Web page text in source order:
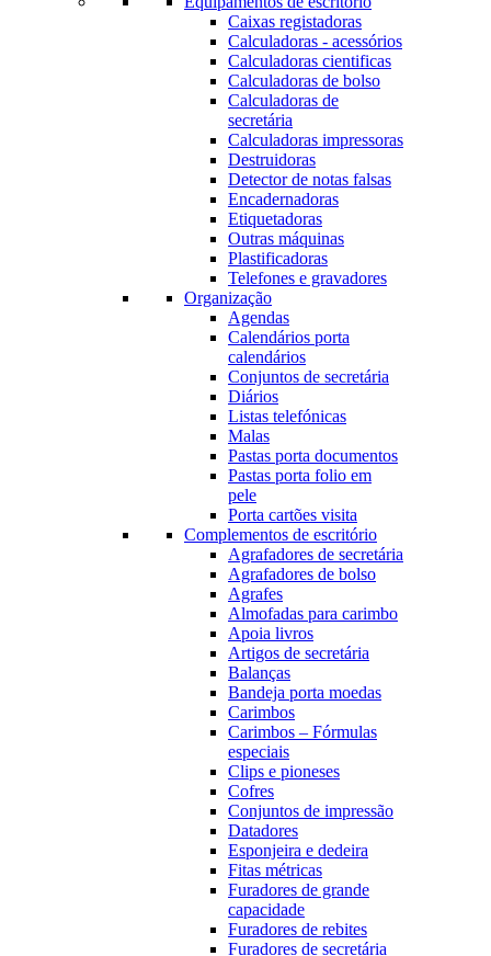
Caixas registadoras
Calculadoras - acessórios
Calculadoras cientificas
Calculadoras de bolso
Calculadoras de
secretária
Calculadoras impressoras
Destruidoras
Detector de notas falsas
Encadernadoras
Etiquetadoras
Outras máquinas
Plastificadoras
Telefones e gravadores
Organização
Agendas
Calendários porta
calendários
Conjuntos de secretária
Diários
Listas telefónicas
Malas
Pastas porta documentos
Pastas porta folio em
pele
Porta cartões visita
Complementos de escritório
Agrafadores de secretária
Agrafadores de bolso
Agrafes
Almofadas para carimbo
Apoia livros
Artigos de secretária
Balanças
Bandeja porta moedas
Carimbos
Carimbos – Fórmulas
especiais
Clips e pioneses
Cofres
Conjuntos de impressão
Datadores
Esponjeira e dedeira
Fitas métricas
Furadores de grande
capacidade
Furadores de rebites
Furadores de secretária